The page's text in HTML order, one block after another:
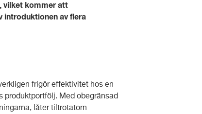
vilket kommer att
introduktionen av flera
frigör effektivitet hos en
produktportfölj. Med obegränsad
låter tiltrotatorn